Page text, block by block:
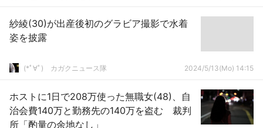
紗綾(30)が出産後初のグラビア撮影で水着
姿を披露
(*ﾟ∀ﾟ)ゞカガクニュース隊 2024/5/13(Mo) 14:15
ホストに1日で208万使った無職女(48)、自
治会費140万と勤務先の140万を盗む 裁判
所「酌量の余地なし」